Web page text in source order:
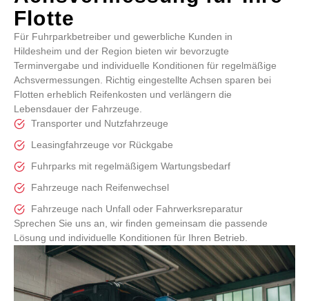
Flotte
Für Fuhrparkbetreiber und gewerbliche Kunden in
Hildesheim und der Region bieten wir bevorzugte
Terminvergabe und individuelle Konditionen für regelmäßige
Achsvermessungen. Richtig eingestellte Achsen sparen bei
Flotten erheblich Reifenkosten und verlängern die
Lebensdauer der Fahrzeuge.
Transporter und Nutzfahrzeuge
Leasingfahrzeuge vor Rückgabe
Fuhrparks mit regelmäßigem Wartungsbedarf
Fahrzeuge nach Reifenwechsel
Fahrzeuge nach Unfall oder Fahrwerksreparatur
Sprechen Sie uns an, wir finden gemeinsam die passende
Lösung und individuelle Konditionen für Ihren Betrieb.